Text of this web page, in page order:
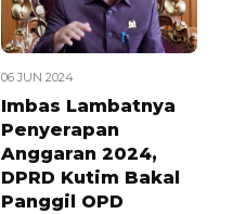
06 JUN 2024
Imbas Lambatnya
Penyerapan
Anggaran 2024,
DPRD Kutim Bakal
Panggil OPD